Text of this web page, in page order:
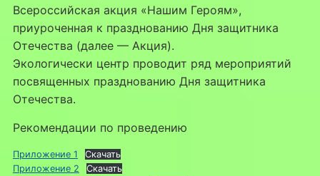
Всероссийская акция «Нашим Героям»,
приуроченная к празднованию Дня защитника
Отечества (далее — Акция).
Экологически центр проводит ряд мероприятий
посвященных празднованию Дня защитника
Отечества.
Рекомендации по проведению
Приложение 1
Скачать
Приложение 2
Скачать